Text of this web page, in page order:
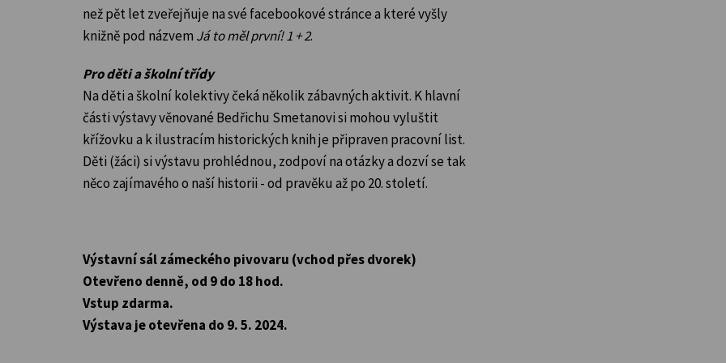
než pět let zveřejňuje na své facebookové stránce a které vyšly
knižně pod názvem Já to měl první! 1 + 2.
Pro děti a školní třídy
Na děti a školní kolektivy čeká několik zábavných aktivit. K hlavní
části výstavy věnované Bedřichu Smetanovi si mohou vyluštit
křížovku a k ilustracím historických knih je připraven pracovní list.
Děti (žáci) si výstavu prohlédnou, zodpoví na otázky a dozví se tak
něco zajímavého o naší historii - od pravěku až po 20. století.
Výstavní sál zámeckého pivovaru (vchod přes dvorek)
Otevřeno denně, od 9 do 18 hod.
Vstup zdarma.
Výstava je otevřena do 9. 5. 2024.